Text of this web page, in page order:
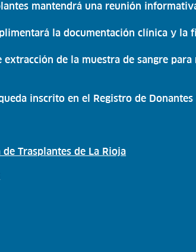
mantendrá una reunión
la documentación clínica y
extracción de la muestra de sangre
inscrito en el Registro de Donantes
Trasplantes de La Rioja